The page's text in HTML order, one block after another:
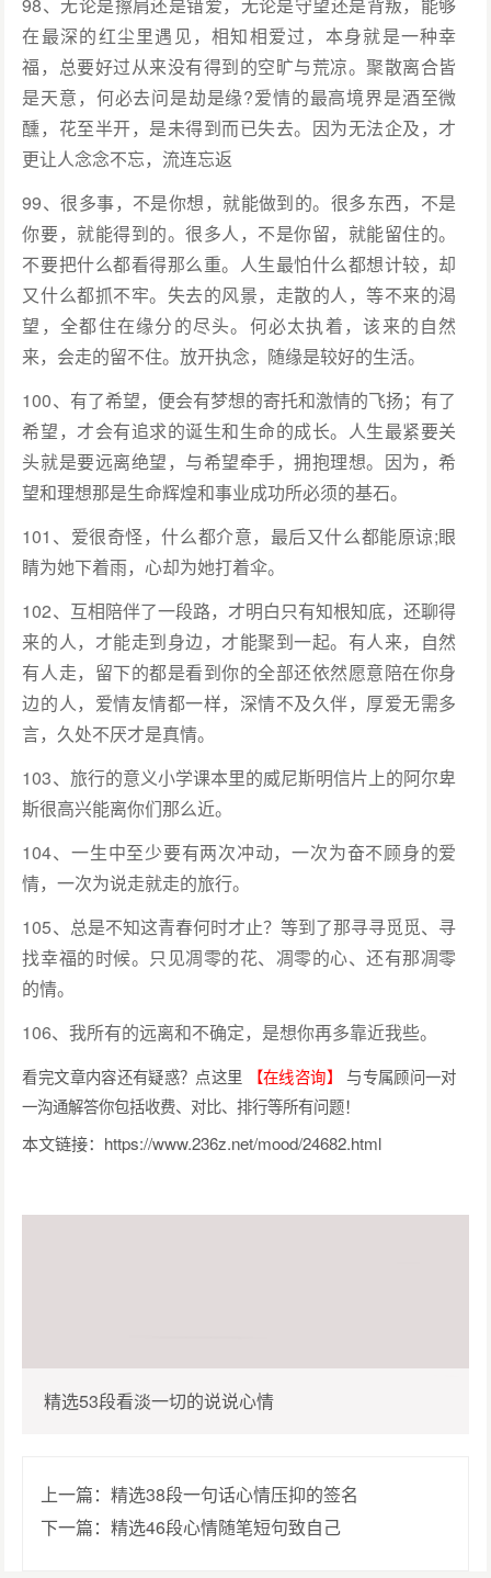
在最深的红尘里遇见，相知相爱过，本身就是一种幸
福，总要好过从来没有得到的空旷与荒凉。聚散离合皆
是天意，何必去问是劫是缘?爱情的最高境界是酒至微
醺，花至半开，是未得到而已失去。因为无法企及，才
更让人念念不忘，流连忘返
99、很多事，不是你想，就能做到的。很多东西，不是
你要，就能得到的。很多人，不是你留，就能留住的。
不要把什么都看得那么重。人生最怕什么都想计较，却
又什么都抓不牢。失去的风景，走散的人，等不来的渴
望，全都住在缘分的尽头。何必太执着，该来的自然
来，会走的留不住。放开执念，随缘是较好的生活。
100、有了希望，便会有梦想的寄托和激情的飞扬；有了
希望，才会有追求的诞生和生命的成长。人生最紧要关
头就是要远离绝望，与希望牵手，拥抱理想。因为，希
望和理想那是生命辉煌和事业成功所必须的基石。
101、爱很奇怪，什么都介意，最后又什么都能原谅;眼
睛为她下着雨，心却为她打着伞。
102、互相陪伴了一段路，才明白只有知根知底，还聊得
来的人，才能走到身边，才能聚到一起。有人来，自然
有人走，留下的都是看到你的全部还依然愿意陪在你身
边的人，爱情友情都一样，深情不及久伴，厚爱无需多
言，久处不厌才是真情。
103、旅行的意义小学课本里的威尼斯明信片上的阿尔卑
斯很高兴能离你们那么近。
104、一生中至少要有两次冲动，一次为奋不顾身的爱
情，一次为说走就走的旅行。
105、总是不知这青春何时才止？等到了那寻寻觅觅、寻
找幸福的时候。只见凋零的花、凋零的心、还有那凋零
的情。
106、我所有的远离和不确定，是想你再多靠近我些。
看完文章内容还有疑惑？点这里 【在线咨询】
与专属顾问一对
一沟通解答你包括收费、对比、排行等所有问题！
本文链接： https://www.236z.net/mood/24682.html
精选53段看淡一切的说说心情
上一篇：精选38段一句话心情压抑的签名
下一篇：精选46段心情随笔短句致自己